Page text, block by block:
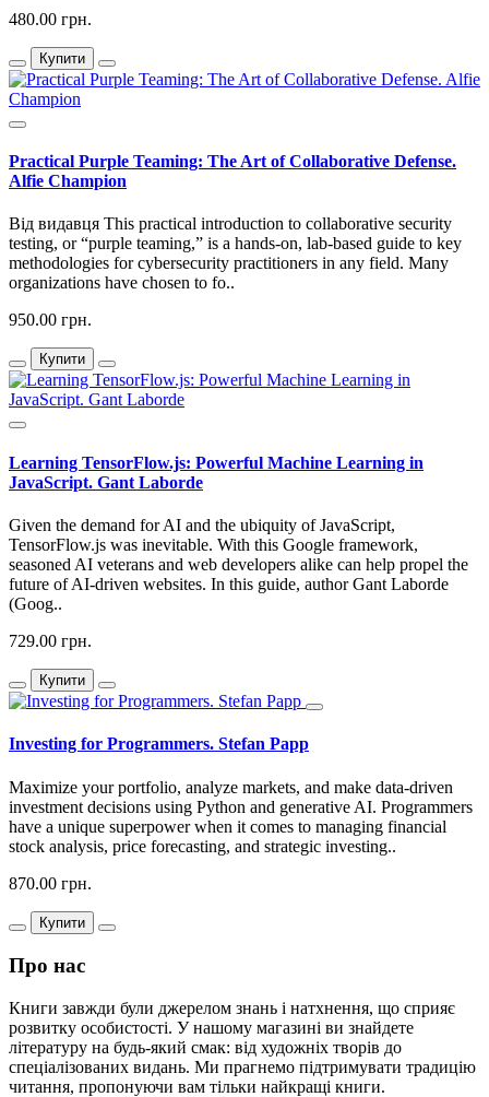
480.00 грн.
Купити
Practical Purple Teaming: The Art of Collaborative Defense.
Alfie Champion
Від видавця This practical introduction to collaborative security
testing, or “purple teaming,” is a hands-on, lab-based guide to key
methodologies for cybersecurity practitioners in any field. Many
organizations have chosen to fo..
950.00 грн.
Купити
Learning TensorFlow.js: Powerful Machine Learning in
JavaScript. Gant Laborde
Given the demand for AI and the ubiquity of JavaScript,
TensorFlow.js was inevitable. With this Google framework,
seasoned AI veterans and web developers alike can help propel the
future of AI-driven websites. In this guide, author Gant Laborde
(Goog..
729.00 грн.
Купити
Investing for Programmers. Stefan Papp
Maximize your portfolio, analyze markets, and make data-driven
investment decisions using Python and generative AI. Programmers
have a unique superpower when it comes to managing financial
stock analysis, price forecasting, and strategic investing..
870.00 грн.
Купити
Про нас
Книги завжди були джерелом знань і натхнення, що сприяє
розвитку особистості. У нашому магазині ви знайдете
літературу на будь-який смак: від художніх творів до
спеціалізованих видань. Ми прагнемо підтримувати традицію
читання, пропонуючи вам тільки найкращі книги.